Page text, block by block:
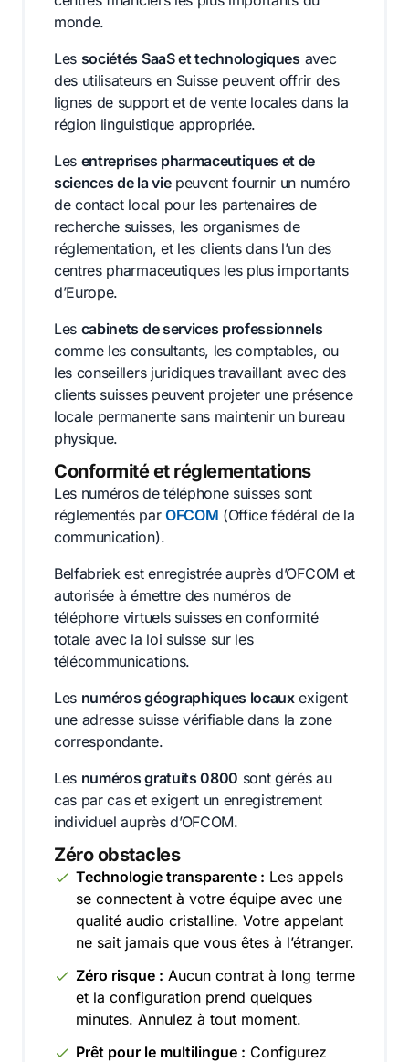
monde.
Les sociétés SaaS et technologiques avec
des utilisateurs en Suisse peuvent offrir des
lignes de support et de vente locales dans la
région linguistique appropriée.
Les entreprises pharmaceutiques et de
sciences de la viepeuvent fournir un numéro
de contact local pour les partenaires de
recherche suisses, les organismes de
réglementation, et les clients dans l’un des
centres pharmaceutiques les plus importants
d’Europe.
Les cabinets de services professionnels
comme les consultants, les comptables, ou
les conseillers juridiques travaillant avec des
clients suisses peuvent projeter une présence
locale permanente sans maintenir un bureau
physique.
Conformité et réglementations
Les numéros de téléphone suisses sont
réglementés par OFCOM (Office fédéral de la
communication).
Belfabriek est enregistrée auprès d’OFCOM et
autorisée à émettre des numéros de
téléphone virtuels suisses en conformité
totale avec la loi suisse sur les
télécommunications.
Les numéros géographiques locauxexigent
une adresse suisse vérifiable dans la zone
correspondante.
Les numéros gratuits 0800 sont gérés au
cas par cas et exigent un enregistrement
individuel auprès d’OFCOM.
Zéro obstacles
Technologie transparente : Les appels
se connectent à votre équipe avec une
qualité audio cristalline. Votre appelant
ne sait jamais que vous êtes à l’étranger.
Zéro risque : Aucun contrat à long terme
et la configuration prend quelques
minutes. Annulez à tout moment.
Prêt pour le multilingue : Configurez